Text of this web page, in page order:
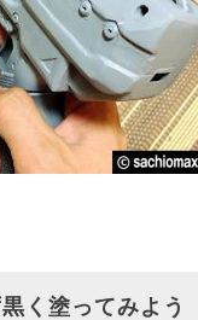
く塗ってみよう